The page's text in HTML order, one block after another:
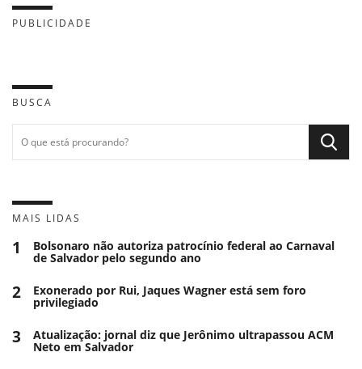
PUBLICIDADE
BUSCA
MAIS LIDAS
1 Bolsonaro não autoriza patrocínio federal ao Carnaval
de Salvador pelo segundo ano
2 Exonerado por Rui, Jaques Wagner está sem foro
privilegiado
3 Atualização: jornal diz que Jerônimo ultrapassou ACM
Neto em Salvador